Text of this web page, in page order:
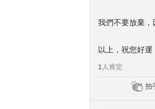
我們不要放棄，
以上，祝您好運
1 人肯定
拍